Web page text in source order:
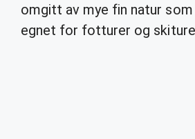
omgitt av mye fin natur
egnet for fotturer og